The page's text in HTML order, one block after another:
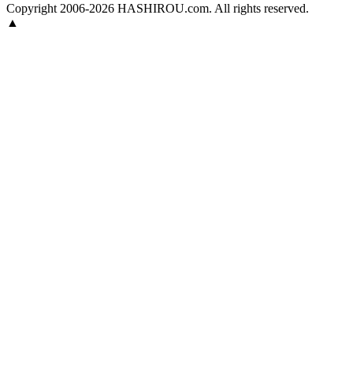
Copyright 2006-2026 HASHIROU.com. All rights reserved.
▲